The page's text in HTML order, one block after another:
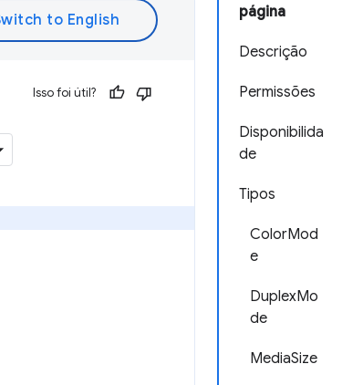
página
Descrição
Permissões
Disponibilida
de
Tipos
ColorMod
e
DuplexMo
de
MediaSize
Isso foi útil?